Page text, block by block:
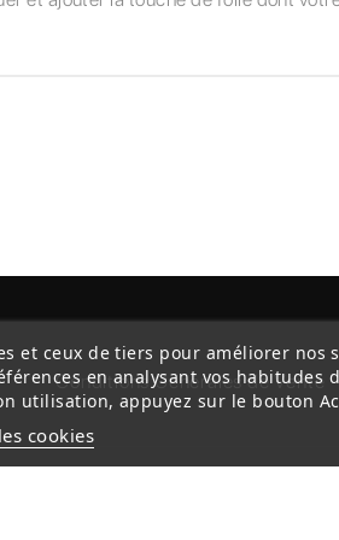
Conditions Générales de Vente
et ceux de tiers pour améliorer nos
en analysant vos habitudes
utilisation, appuyez sur le bouton
cookies